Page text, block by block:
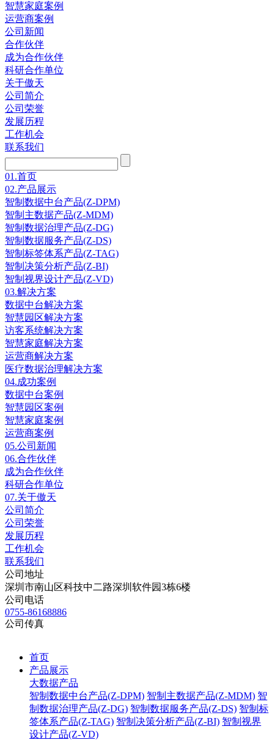
智慧家庭案例
运营商案例
公司新闻
合作伙伴
成为合作伙伴
科研合作单位
关于傲天
公司简介
公司荣誉
发展历程
工作机会
联系我们
01.首页
02.产品展示
智制数据中台产品(Z-DPM)
智制主数据产品(Z-MDM)
智制数据治理产品(Z-DG)
智制数据服务产品(Z-DS)
智制标签体系产品(Z-TAG)
智制决策分析产品(Z-BI)
智制视界设计产品(Z-VD)
03.解决方案
数据中台解决方案
智慧园区解决方案
访客系统解决方案
智慧家庭解决方案
运营商解决方案
医疗数据治理解决方案
04.成功案例
数据中台案例
智慧园区案例
智慧家庭案例
运营商案例
05.公司新闻
06.合作伙伴
成为合作伙伴
科研合作单位
07.关于傲天
公司简介
公司荣誉
发展历程
工作机会
联系我们
公司地址
深圳市南山区科技中二路深圳软件园3栋6楼
公司电话
0755-86168886
公司传真
首页
产品展示
大数据产品
智制数据中台产品(Z-DPM) 智制主数据产品(Z-MDM) 智
制数据治理产品(Z-DG) 智制数据服务产品(Z-DS) 智制标
签体系产品(Z-TAG) 智制决策分析产品(Z-BI) 智制视界
设计产品(Z-VD)